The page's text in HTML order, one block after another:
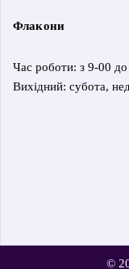
Флакони
Час роботи: з 9-00
Вихідний: субота,
©